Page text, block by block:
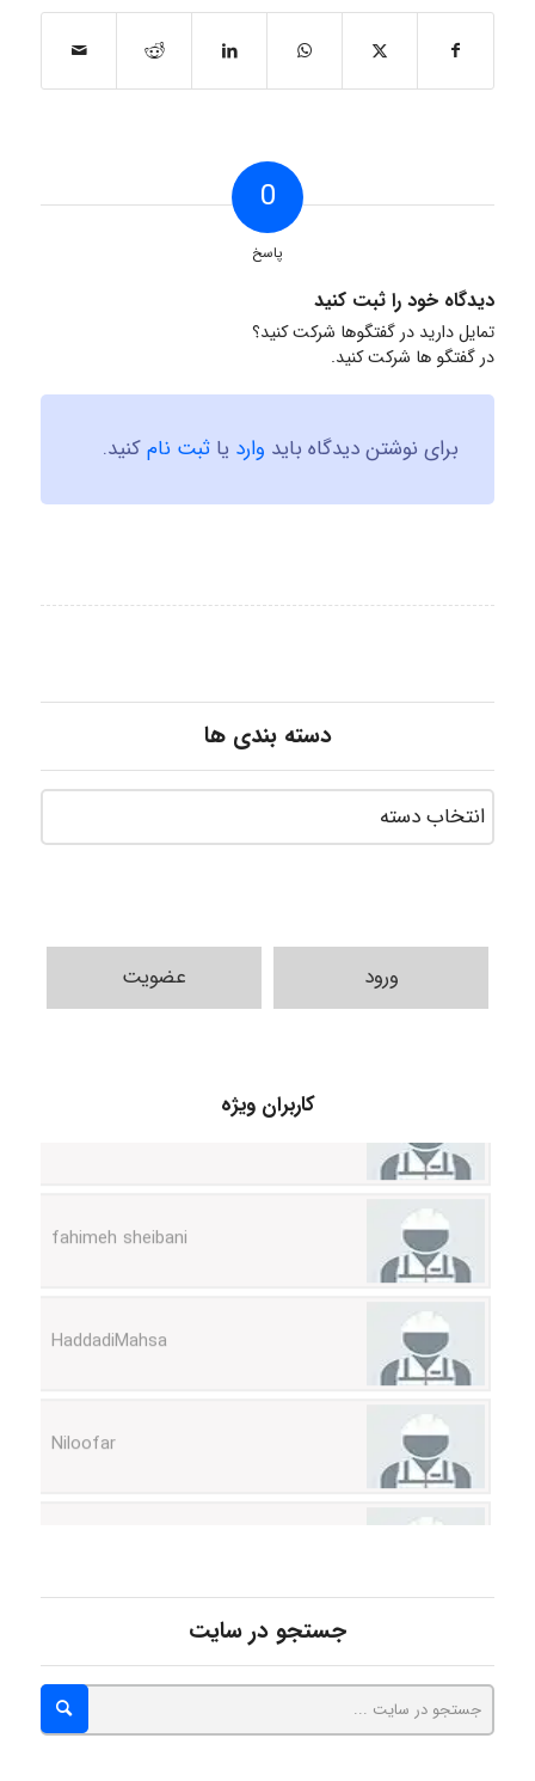
0
پاسخ
دیدگاه خود را ثبت کنید
تمایل دارید در گفتگوها شرکت کنید؟
در گفتگو ها شرکت کنید.
برای نوشتن دیدگاه باید وارد یا ثبت نامکنید.
دسته بندی ها
ورود عضویت
کاربران ویژه
malekf
abolfazlkoshehe
جستجو در سایت